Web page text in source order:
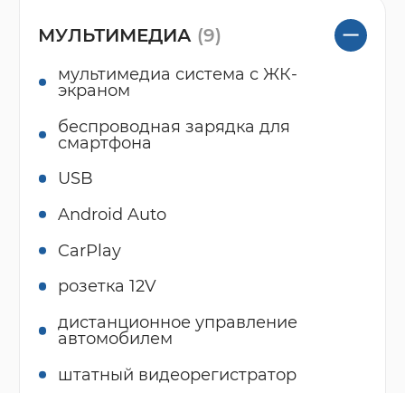
МУЛЬТИМЕДИА (9)
мультимедиа система с ЖК-
экраном
беспроводная зарядка для
смартфона
USB
Android Auto
CarPlay
розетка 12V
дистанционное управление
автомобилем
штатный видеорегистратор